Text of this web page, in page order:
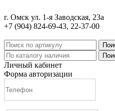
г. Омск ул. 1-я Заводская, 23а
+7 (904) 824-69-43, 22-37-00
Личный кабинет
Форма авторизации